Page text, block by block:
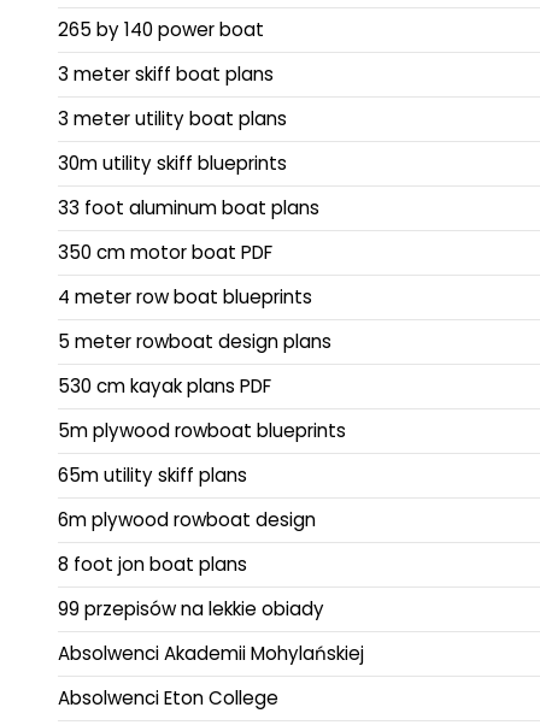
265 by 140 power boat
3 meter skiff boat plans
3 meter utility boat plans
30m utility skiff blueprints
33 foot aluminum boat plans
350 cm motor boat PDF
4 meter row boat blueprints
5 meter rowboat design plans
530 cm kayak plans PDF
5m plywood rowboat blueprints
65m utility skiff plans
6m plywood rowboat design
8 foot jon boat plans
99 przepisów na lekkie obiady
Absolwenci Akademii Mohylańskiej
Absolwenci Eton College